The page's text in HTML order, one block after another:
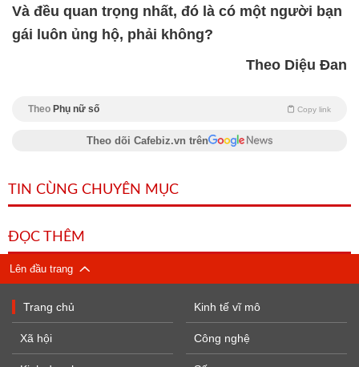
Và đều quan trọng nhất, đó là có một người bạn
gái luôn ủng hộ, phải không?
Theo Diệu Đan
Theo Phụ nữ số Copy link
Theo dõi Cafebiz.vn trên
TIN CÙNG CHUYÊN MỤC
ĐỌC THÊM
Lên đầu trang
Trang chủ
Xã hội
Kinh tế vĩ mô
Công nghệ